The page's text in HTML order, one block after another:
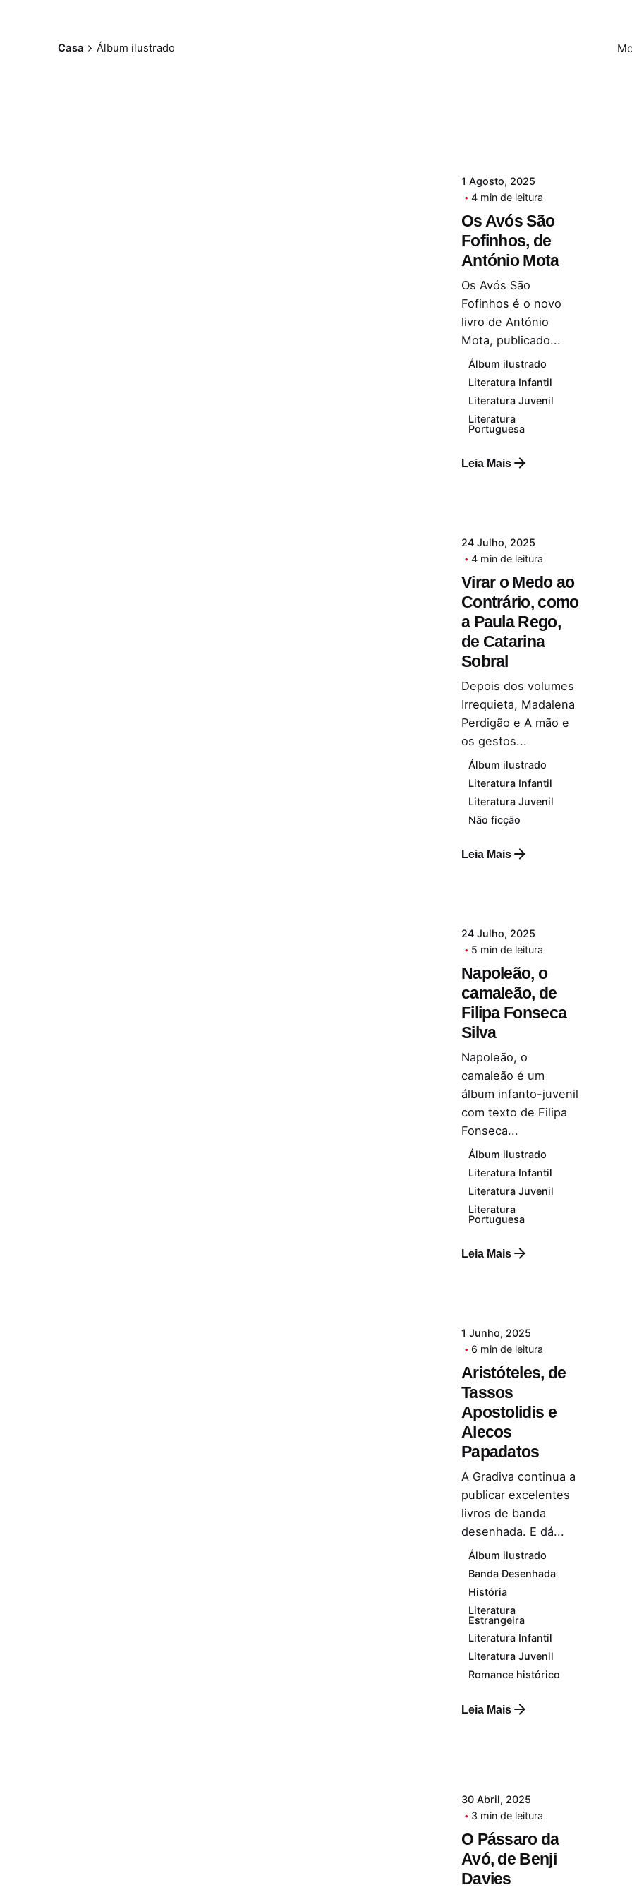
Casa Álbum ilustrado
1 Agosto, 2025
4 min de leitura
Os Avós São
Fofinhos, de
António Mota
Os Avós São
Fofinhos é o novo
livro de António
Mota, publicado...
Álbum ilustrado
Literatura Infantil
Literatura Juvenil
Literatura
Portuguesa
Leia Mais
24 Julho, 2025
4 min de leitura
Virar o Medo ao
Contrário, como
a Paula Rego,
de Catarina
Sobral
Depois dos volumes
Irrequieta, Madalena
Perdigão e A mão e
os gestos...
Álbum ilustrado
Literatura Infantil
Literatura Juvenil
Não ficção
Leia Mais
24 Julho, 2025
5 min de leitura
Napoleão, o
camaleão, de
Filipa Fonseca
Silva
Napoleão, o
camaleão é um
álbum infanto-juvenil
com texto de Filipa
Fonseca...
Álbum ilustrado
Literatura Infantil
Literatura Juvenil
Literatura
Portuguesa
Leia Mais
1 Junho, 2025
6 min de leitura
Aristóteles, de
Tassos
Apostolidis e
Alecos
Papadatos
A Gradiva continua a
publicar excelentes
livros de banda
desenhada. E dá...
Álbum ilustrado
Banda Desenhada
História
Literatura
Estrangeira
Literatura Infantil
Literatura Juvenil
Romance histórico
Leia Mais
30 Abril, 2025
3 min de leitura
O Pássaro da
Avó, de Benji
Davies